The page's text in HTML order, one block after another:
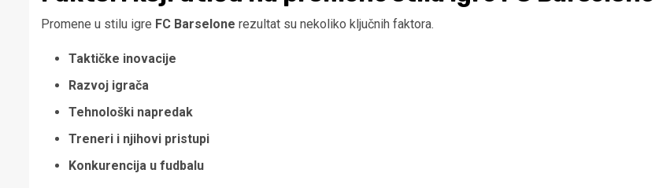
Promene u stilu igre FC Barselone rezultat su nekoliko ključnih faktora.
Taktičke inovacije
Razvoj igrača
Tehnološki napredak
Treneri i njihovi pristupi
Konkurencija u fudbalu